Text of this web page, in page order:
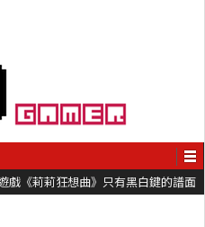
戲《莉莉狂想曲》只有黑白鍵的譜面